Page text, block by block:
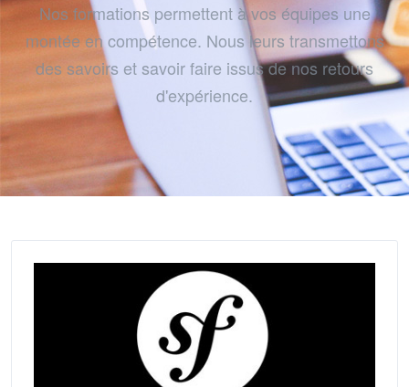
Nos formations permettent à vos équipes une
montée en compétence. Nous leurs transmettons
des savoirs et savoir faire issus de nos retours
d'expérience.